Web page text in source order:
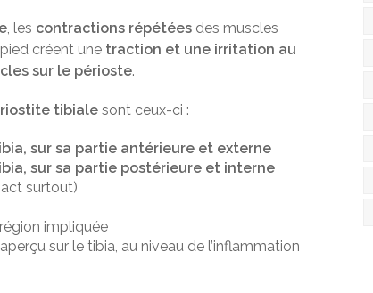
, les contractions répétées des muscles
créent une traction et une irritation au
sur le périoste.
tibiale sont ceux-ci :
sur sa partie antérieure et externe
sur sa partie postérieure et interne
surtout)
impliquée
sur le tibia, au niveau de l’inflammation